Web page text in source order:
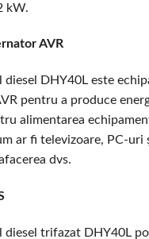
kW.
AVR
diesel DHY40L este
pentru a produce
alimentarea
ar fi televizoare, PC-uri
dvs.
diesel trifazat DHY40L